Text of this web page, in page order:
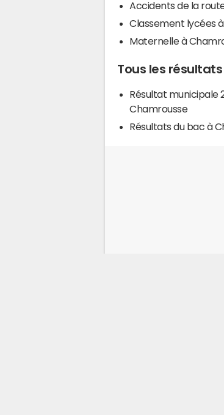
Accidents de la
Classement lycées
Maternelle à
Tous les
Résultat municipale
Chamrousse
Résultats du bac à